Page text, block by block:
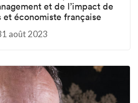
et de l’impact de
et économiste française
août 2023